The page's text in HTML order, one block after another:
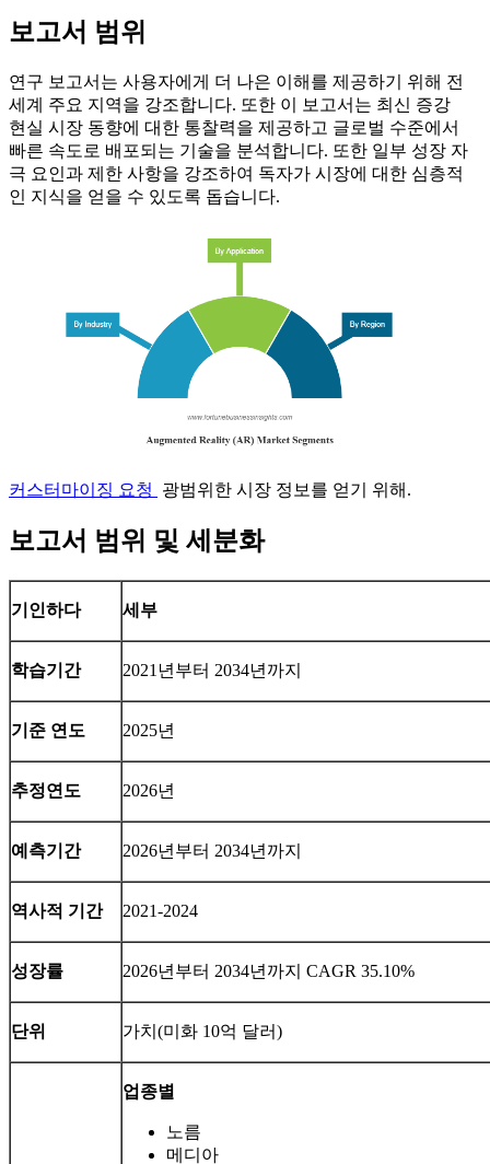
보고서 범위
연구 보고서는 사용자에게 더 나은 이해를 제공하기 위해 전
세계 주요 지역을 강조합니다. 또한 이 보고서는 최신 증강
현실 시장 동향에 대한 통찰력을 제공하고 글로벌 수준에서
빠른 속도로 배포되는 기술을 분석합니다. 또한 일부 성장 자
극 요인과 제한 사항을 강조하여 독자가 시장에 대한 심층적
인 지식을 얻을 수 있도록 돕습니다.
커스터마이징 요청 광범위한 시장 정보를 얻기 위해.
보고서 범위 및 세분화
기인하다 세부
학습기간 2021년부터 2034년까지
기준 연도 2025년
추정연도 2026년
예측기간 2026년부터 2034년까지
역사적 기간 2021-2024
성장률 2026년부터 2034년까지 CAGR 35.10%
단위 가치(미화 10억 달러)
업종별
노름
메디아